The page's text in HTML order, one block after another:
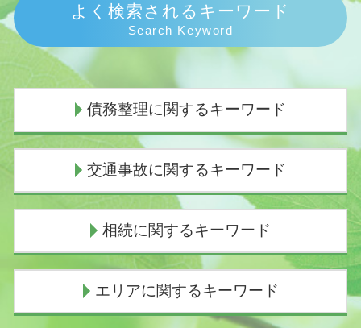
よく検索されるキーワード
Search Keyword
債務整理に関するキーワード
債務整理 弁護士 おすすめ
闇金被害 相談
任意整理 期間
個人再生 任意整理
債務整理 種類
個人再生 費用
交通事故に関するキーワード
人身事故 行政処分
過失割合とは
損害賠償請求権
物損事故から人身に変更された 加害者
相続に関するキーワード
代襲相続 民法
相続人 意味
エリアに関するキーワード